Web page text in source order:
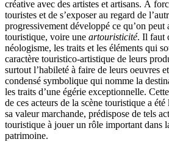
créative avec des artistes et artisans. À
touristes et de s’exposer au regard de
progressivement développé ce qu’on peut
touristique, voire une artouristicité. Il faut
néologisme, les traits et les éléments qui
caractère touristico-artistique de leurs
surtout l’habileté à faire de leurs oeuvres
condensé symbolique qui nomme la
les traits d’une égérie exceptionnelle.
de ces acteurs de la scène touristique a
sa valeur marchande, prédispose de tels
touristique à jouer un rôle important dans
patrimoine.